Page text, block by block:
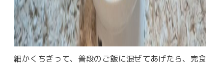
細かくちぎって、普段のご飯に混ぜてあげたら、完食